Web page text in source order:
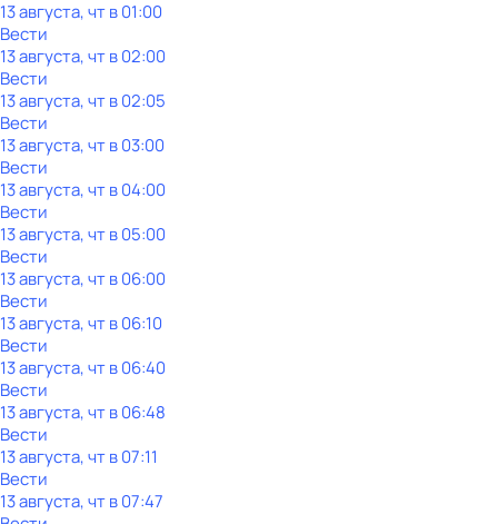
13 августа, чт в 01:00
Вести
13 августа, чт в 02:00
Вести
13 августа, чт в 02:05
Вести
13 августа, чт в 03:00
Вести
13 августа, чт в 04:00
Вести
13 августа, чт в 05:00
Вести
13 августа, чт в 06:00
Вести
13 августа, чт в 06:10
Вести
13 августа, чт в 06:40
Вести
13 августа, чт в 06:48
Вести
13 августа, чт в 07:11
Вести
13 августа, чт в 07:47